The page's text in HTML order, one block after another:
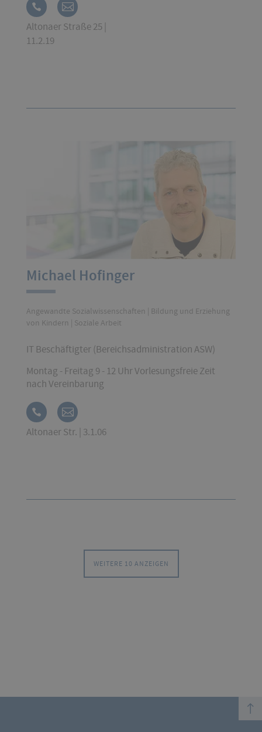
Altonaer Straße 25 |
11.2.19
Michael Hofinger
Angewandte Sozialwissenschaften | Bildung und Erziehung
von Kindern | Soziale Arbeit
IT Beschäftigter (Bereichsadministration ASW)
Montag - Freitag 9 - 12 Uhr Vorlesungsfreie Zeit
nach Vereinbarung
Altonaer Str. | 3.1.06
WEITERE 10 ANZEIGEN
top